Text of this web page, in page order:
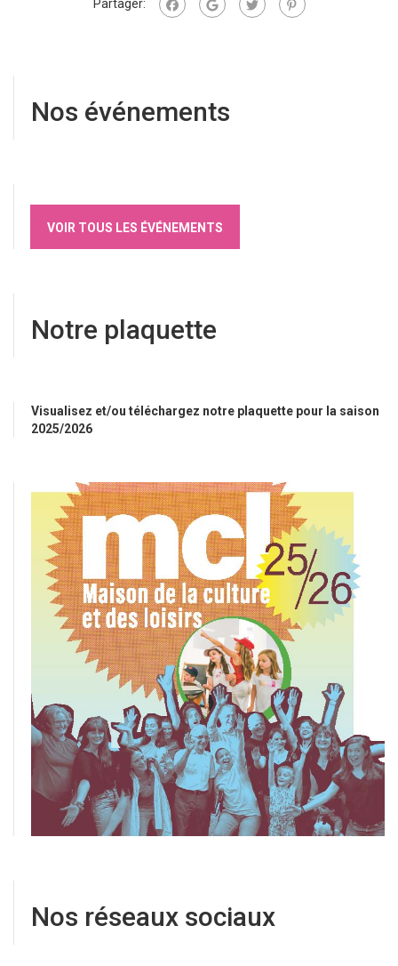
Partager:
Nos événements
VOIR TOUS LES ÉVÉNEMENTS
Notre plaquette
Visualisez et/ou téléchargez notre plaquette pour la saison
2025/2026
Nos réseaux sociaux